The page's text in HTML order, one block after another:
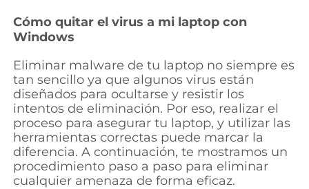
Cómo quitar el virus a mi laptop con
Windows
Eliminar malware de tu laptop no siempre es
tan sencillo ya que algunos virus están
diseñados para ocultarse y resistir los
intentos de eliminación. Por eso, realizar el
proceso para asegurar tu laptop, y utilizar las
herramientas correctas puede marcar la
diferencia. A continuación, te mostramos un
procedimiento paso a paso para eliminar
cualquier amenaza de forma eficaz.